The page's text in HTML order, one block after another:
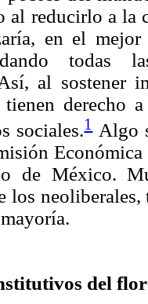
al reducirlo a la
en el
todas
al sostener
tienen derecho
sociales.1 Algo
de México.
los
del